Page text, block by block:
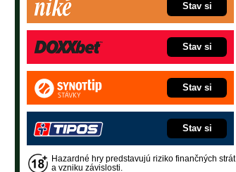
Stav si
Stav si
Stav si
Stav si
Hazardné hry predstavujú riziko finančných strát
a vzniku závislosti.